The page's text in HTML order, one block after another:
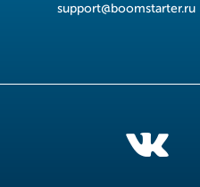
support@boomstarter.ru